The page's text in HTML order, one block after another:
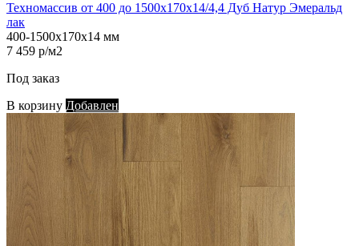
Техномассив от 400 до 1500х170х14/4,4 Дуб Натур Эмеральд
лак
400-1500х170х14 мм
7 459 р/м2
Под заказ
В корзину Добавлен